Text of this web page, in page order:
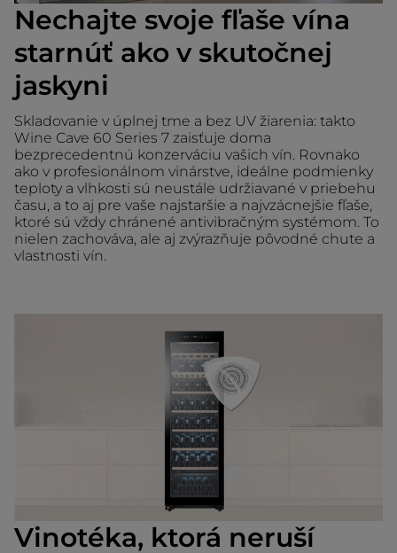
Nechajte svoje fľaše vína
starnúť ako v skutočnej
jaskyni
Skladovanie v úplnej tme a bez UV žiarenia: takto
Wine Cave 60 Series 7 zaisťuje doma
bezprecedentnú konzerváciu vašich vín. Rovnako
ako v profesionálnom vinárstve, ideálne podmienky
teploty a vlhkosti sú neustále udržiavané v priebehu
času, a to aj pre vaše najstaršie a najvzácnejšie fľaše,
ktoré sú vždy chránené antivibračným systémom. To
nielen zachováva, ale aj zvýrazňuje pôvodné chute a
vlastnosti vín.
Vinotéka, ktorá neruší